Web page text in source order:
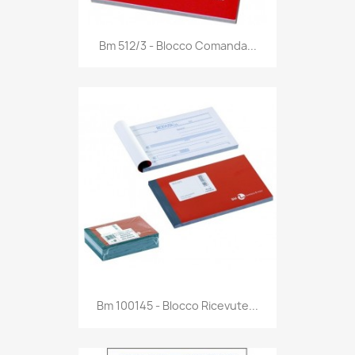
Anteprima
Bm 512/3 - Blocco Comanda...
Anteprima
Bm 100145 - Blocco Ricevute...